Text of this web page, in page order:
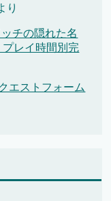
り
チの隠れた名
レイ時間別完
エストフォーム